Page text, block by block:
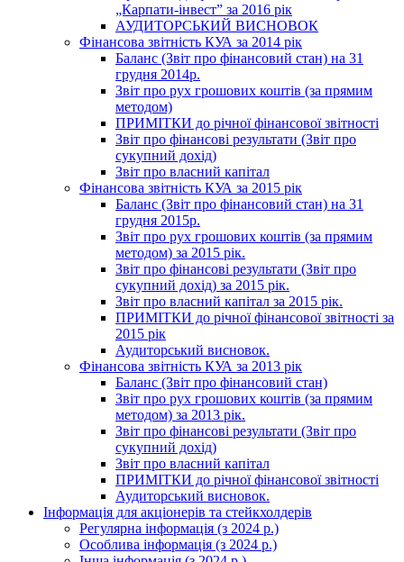
„Карпати-інвест” за 2016 рік
АУДИТОРСЬКИЙ ВИСНОВОК
Фінансова звітність КУА за 2014 рік
Баланс (Звіт про фінансовий стан) на 31
грудня 2014р.
Звіт про рух грошових коштів (за прямим
методом)
ПРИМІТКИ до річної фінансової звітності
Звіт про фінансові результати (Звіт про
сукупний дохід)
Звіт про власний капітал
Фінансова звітність КУА за 2015 рік
Баланс (Звіт про фінансовий стан) на 31
грудня 2015р.
Звіт про рух грошових коштів (за прямим
методом) за 2015 рік.
Звіт про фінансові результати (Звіт про
сукупний дохід) за 2015 рік.
Звіт про власний капітал за 2015 рік.
ПРИМІТКИ до річної фінансової звітності за
2015 рік
Аудиторський висновок.
Фінансова звітність КУА за 2013 рік
Баланс (Звіт про фінансовий стан)
Звіт про рух грошових коштів (за прямим
методом) за 2013 рік.
Звіт про фінансові результати (Звіт про
сукупний дохід)
Звіт про власний капітал
ПРИМІТКИ до річної фінансової звітності
Аудиторський висновок.
Інформація для акціонерів та стейкхолдерів
Регулярна інформація (з 2024 р.)
Особлива інформація (з 2024 р.)